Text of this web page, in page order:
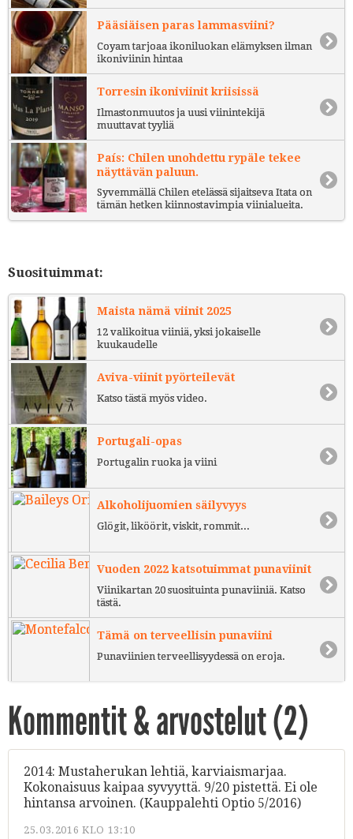
Pääsiäisen paras lammasviini?
Coyam tarjoaa ikoniluokan elämyksen ilman
ikoniviinin hintaa
Torresin ikoniviinit kriisissä
Ilmastonmuutos ja uusi viinintekijä
muuttavat tyyliä
País: Chilen unohdettu rypäle tekee
näyttävän paluun.
Syvemmällä Chilen etelässä sijaitseva Itata on
tämän hetken kiinnostavimpia viinialueita.
Suosituimmat:
Maista nämä viinit 2025
12 valikoitua viiniä, yksi jokaiselle
kuukaudelle
Aviva-viinit pyörteilevät
Katso tästä myös video.
Portugali-opas
Portugalin ruoka ja viini
Alkoholijuomien säilyvyys
Glögit, liköörit, viskit, rommit...
Vuoden 2022 katsotuimmat punaviinit
Viinikartan 20 suosituinta punaviiniä. Katso
tästä.
Tämä on terveellisin punaviini
Punaviinien terveellisyydessä on eroja.
Kommentit & arvostelut (2)
2014: Mustaherukan lehtiä, karviaismarjaa.
Kokonaisuus kaipaa syvyyttä. 9/20 pistettä. Ei ole
hintansa arvoinen. (Kauppalehti Optio 5/2016)
25.03.2016 KLO 13:10